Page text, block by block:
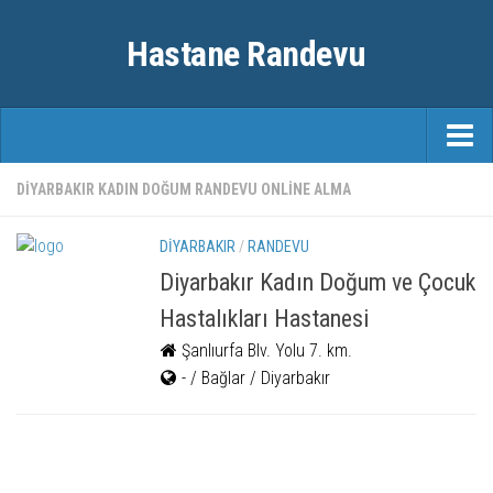
Hastane Randevu
ANASAYFA
RANDEVU
DIYARBAKIR KADIN DOĞUM RANDEVU ONLINE ALMA
DIYARBAKIR / RANDEVU
Diyarbakır Kadın Doğum ve Çocuk
Hastalıkları Hastanesi
Şanlıurfa Blv. Yolu 7. km.
- / Bağlar / Diyarbakır